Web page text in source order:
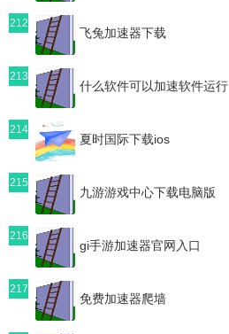
212
飞兔加速器下载
213
什么软件可以加速软件运行
214
夏时国际下载ios
215
九游游戏中心下载电脑版
216
gi手游加速器官网入口
217
免费加速器爬墙